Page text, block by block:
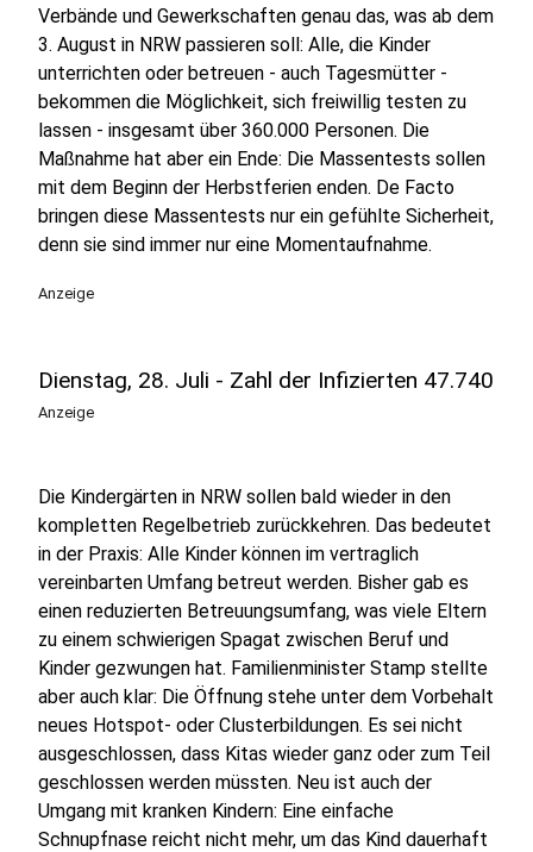
Verbände und Gewerkschaften genau das, was ab dem
3. August in NRW passieren soll: Alle, die Kinder
unterrichten oder betreuen - auch Tagesmütter -
bekommen die Möglichkeit, sich freiwillig testen zu
lassen - insgesamt über 360.000 Personen. Die
Maßnahme hat aber ein Ende: Die Massentests sollen
mit dem Beginn der Herbstferien enden. De Facto
bringen diese Massentests nur ein gefühlte Sicherheit,
denn sie sind immer nur eine Momentaufnahme.
Anzeige
Dienstag, 28. Juli - Zahl der Infizierten 47.740
Anzeige
Die Kindergärten in NRW sollen bald wieder in den
kompletten Regelbetrieb zurückkehren. Das bedeutet
in der Praxis: Alle Kinder können im vertraglich
vereinbarten Umfang betreut werden. Bisher gab es
einen reduzierten Betreuungsumfang, was viele Eltern
zu einem schwierigen Spagat zwischen Beruf und
Kinder gezwungen hat. Familienminister Stamp stellte
aber auch klar: Die Öffnung stehe unter dem Vorbehalt
neues Hotspot- oder Clusterbildungen. Es sei nicht
ausgeschlossen, dass Kitas wieder ganz oder zum Teil
geschlossen werden müssten. Neu ist auch der
Umgang mit kranken Kindern: Eine einfache
Schnupfnase reicht nicht mehr, um das Kind dauerhaft